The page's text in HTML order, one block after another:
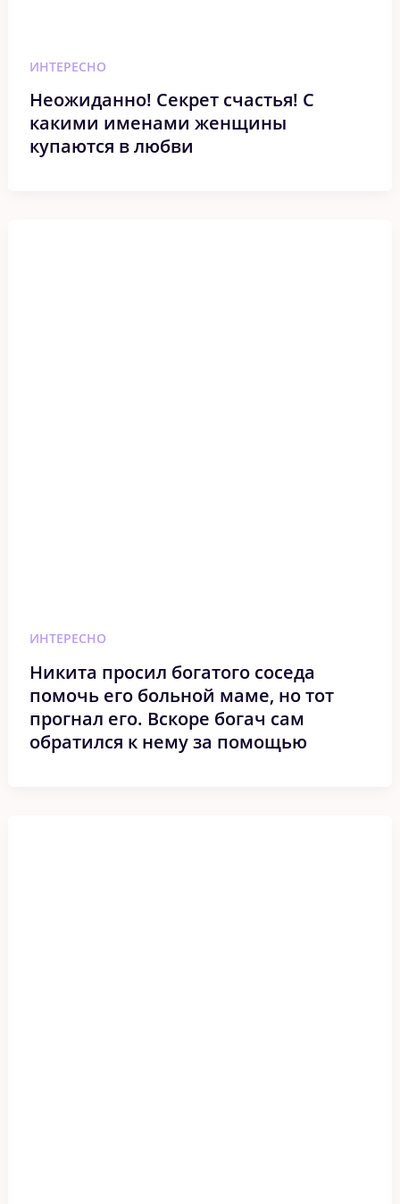
ИНТЕРЕСНО
Неожиданно! Секрет счастья! С
какими именами женщины
купаются в любви
ИНТЕРЕСНО
Никита просил богатого соседа
помочь его больной маме, но тот
прогнал его. Вскоре богач сам
обратился к нему за помощью